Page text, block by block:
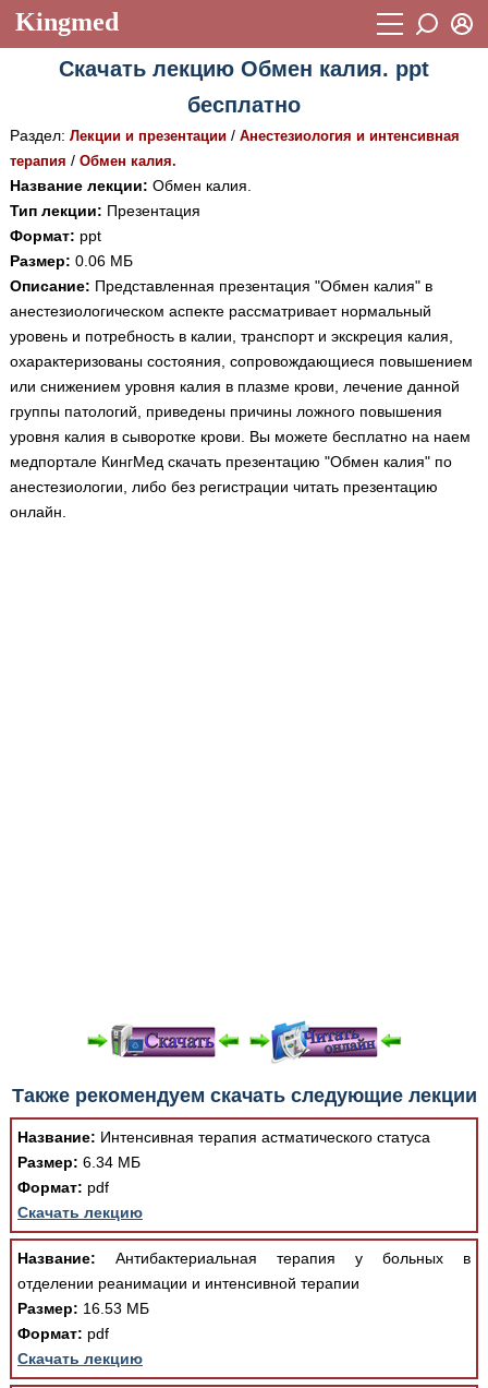
Kingmed
Учебный материал
Фотогалерея (1906)
Истории болезней
Лекции и презентации
Аккредитационные тесты (6)
Методические рекомендации 1050
Научно-популярное
Статьи
Новости (244)
Медицинская стандартизация
Пароль
Восстановить пароль
Регистрация
Скачать лекцию Обмен калия. ppt
бесплатно
Раздел: Лекции и презентации/ Анестезиология и интенсивная
терапия / Обмен калия.
Название лекции: Обмен калия.
Тип лекции: Презентация
Формат: ppt
Размер: 0.06 МБ
Описание: Представленная презентация "Обмен калия" в
анестезиологическом аспекте рассматривает нормальный
уровень и потребность в калии, транспорт и экскреция калия,
охарактеризованы состояния, сопровождающиеся повышением
или снижением уровня калия в плазме крови, лечение данной
группы патологий, приведены причины ложного повышения
уровня калия в сыворотке крови. Вы можете бесплатно на наем
медпортале КингМед скачать презентацию "Обмен калия" по
анестезиологии, либо без регистрации читать презентацию
онлайн.
При просмотре в режиме "Читать онлайн" возможны
различные ошибки отображения документа в результате
отсутствия поддержки Вашим браузером шрифтов и
изменения размеров исходных шаблонов. При
скачивании документа данная ошибка устраняется Вашим
программным обеспечением автоматически.
Также рекомендуем скачать следующие лекции
Название: Интенсивная терапия астматического статуса
Размер: 6.34 МБ
Формат: pdf
Скачать лекцию
Название: Антибактериальная терапия у больных в
отделении реанимации и интенсивной терапии
Размер: 16.53 МБ
Формат: pdf
Скачать лекцию